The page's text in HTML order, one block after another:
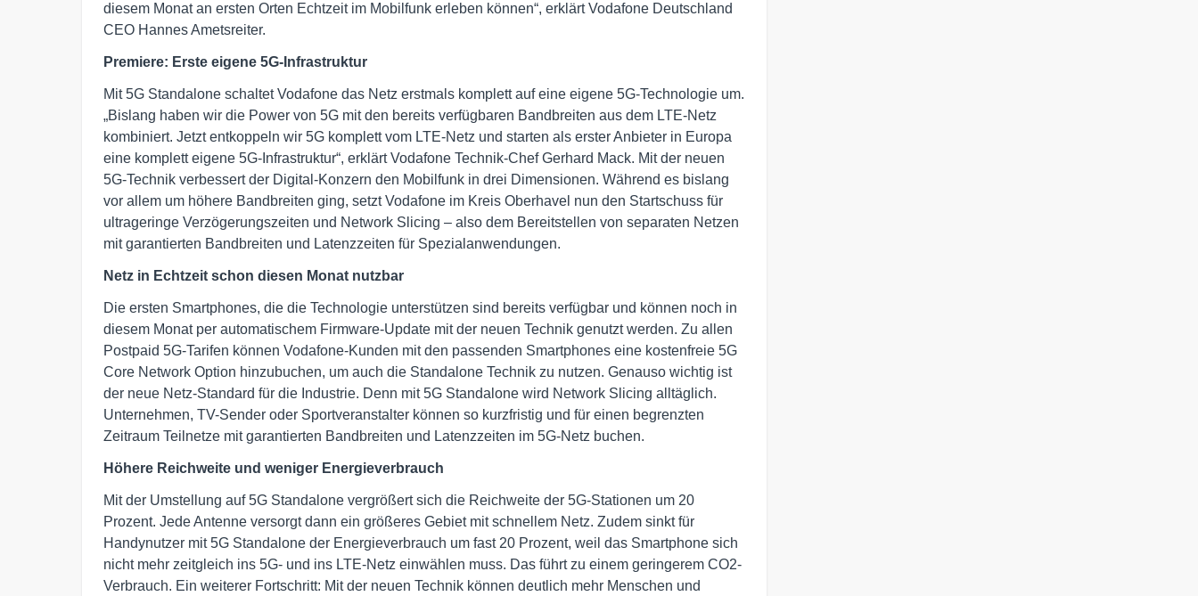
diesem Monat an ersten Orten Echtzeit im Mobilfunk erleben können“, erklärt Vodafone Deutschland
CEO Hannes Ametsreiter.
Premiere: Erste eigene 5G-Infrastruktur
Mit 5G Standalone schaltet Vodafone das Netz erstmals komplett auf eine eigene 5G-Technologie um.
„Bislang haben wir die Power von 5G mit den bereits verfügbaren Bandbreiten aus dem LTE-Netz
kombiniert. Jetzt entkoppeln wir 5G komplett vom LTE-Netz und starten als erster Anbieter in Europa
eine komplett eigene 5G-Infrastruktur“, erklärt Vodafone Technik-Chef Gerhard Mack. Mit der neuen
5G-Technik verbessert der Digital-Konzern den Mobilfunk in drei Dimensionen. Während es bislang
vor allem um höhere Bandbreiten ging, setzt Vodafone im Kreis Oberhavel nun den Startschuss für
ultrageringe Verzögerungszeiten und Network Slicing – also dem Bereitstellen von separaten Netzen
mit garantierten Bandbreiten und Latenzzeiten für Spezialanwendungen.
Netz in Echtzeit schon diesen Monat nutzbar
Die ersten Smartphones, die die Technologie unterstützen sind bereits verfügbar und können noch in
diesem Monat per automatischem Firmware-Update mit der neuen Technik genutzt werden. Zu allen
Postpaid 5G-Tarifen können Vodafone-Kunden mit den passenden Smartphones eine kostenfreie 5G
Core Network Option hinzubuchen, um auch die Standalone Technik zu nutzen. Genauso wichtig ist
der neue Netz-Standard für die Industrie. Denn mit 5G Standalone wird Network Slicing alltäglich.
Unternehmen, TV-Sender oder Sportveranstalter können so kurzfristig und für einen begrenzten
Zeitraum Teilnetze mit garantierten Bandbreiten und Latenzzeiten im 5G-Netz buchen.
Höhere Reichweite und weniger Energieverbrauch
Mit der Umstellung auf 5G Standalone vergrößert sich die Reichweite der 5G-Stationen um 20
Prozent. Jede Antenne versorgt dann ein größeres Gebiet mit schnellem Netz. Zudem sinkt für
Handynutzer mit 5G Standalone der Energieverbrauch um fast 20 Prozent, weil das Smartphone sich
nicht mehr zeitgleich ins 5G- und ins LTE-Netz einwählen muss. Das führt zu einem geringerem CO2-
Verbrauch. Ein weiterer Fortschritt: Mit der neuen Technik können deutlich mehr Menschen und